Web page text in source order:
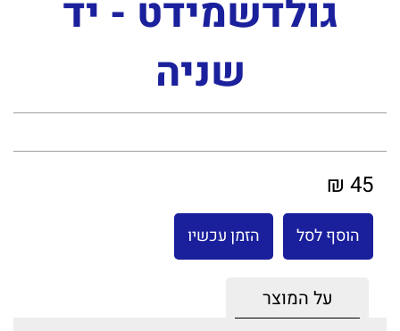
גולדשמידט - יד
שניה
45 ₪
הוסף לסל הזמן עכשיו
על המוצר